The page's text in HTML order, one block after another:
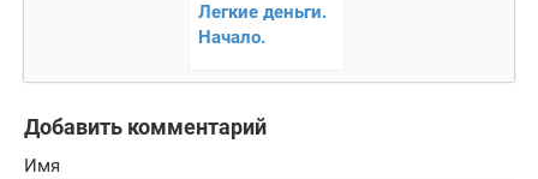
Легкие деньги.
Начало.
Добавить комментарий
Имя